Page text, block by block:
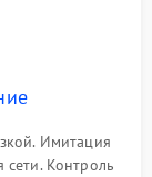
Имитация
Контроль